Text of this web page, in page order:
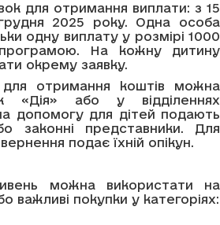
для отримання виплати: з 15
2025 року. Одна особа
одну виплату у розмірі 1000
На кожну дитину
окрему заявку.
отримання коштів можна
«Дія» або у відділеннях
допомогу для дітей подають
законні представники. Для
подає їхній опікун.
можна використати на
важливі покупки у категоріях: